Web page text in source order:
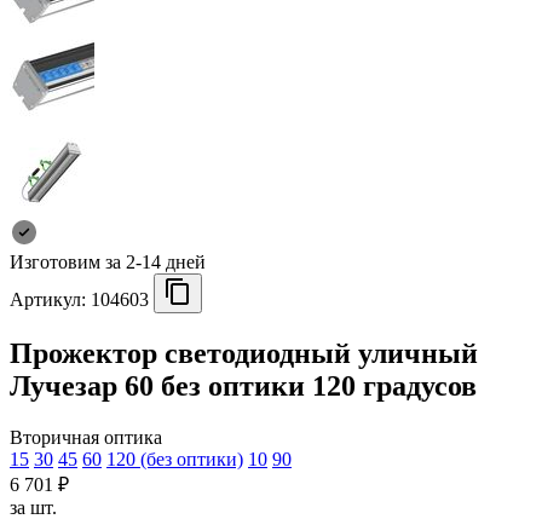
Изготовим за 2-14 дней
Артикул: 104603
Прожектор светодиодный уличный
Лучезар 60 без оптики 120 градусов
Вторичная оптика
15 30 45 60 120 (без оптики) 10 90
6 701 ₽
за шт.